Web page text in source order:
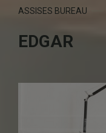
ASSISES BUREAU
EDGAR